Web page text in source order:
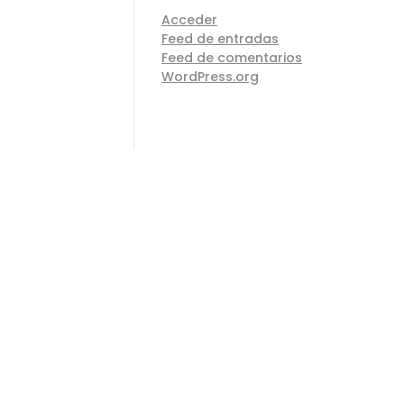
Acceder
Feed de entradas
Feed de comentarios
WordPress.org